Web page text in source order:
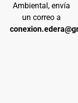
Ambiental, envía
un correo a